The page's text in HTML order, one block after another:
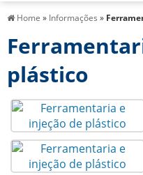
Home » Informações »
plástico